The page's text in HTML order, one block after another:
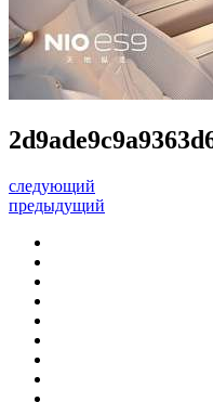
следующий
предыдущий